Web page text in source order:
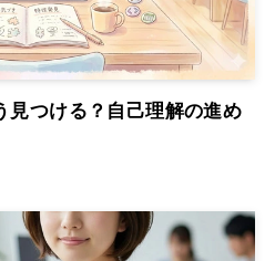
見つける？自己理解の進め